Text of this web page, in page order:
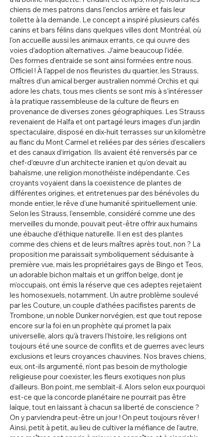
chiens de mes patrons dans l’enclos arrière et fais leur
toilette à la demande. Le concept a inspiré plusieurs cafés
canins et bars félins dans quelques villes dont Montréal, où
l’on accueille aussi les animaux errants, ce qui ouvre des
voies d’adoption alternatives. J’aime beaucoup l’idée.
Des formes d’entraide se sont ainsi formées entre nous.
Officiel ! À l’appel de nos fleuristes du quartier, les Strauss,
maîtres d’un amical berger australien nommé Orchis et qui
adore les chats, tous mes clients se sont mis à s’intéresser
à la pratique rassembleuse de la culture de fleurs en
provenance de diverses zones géographiques. Les Strauss
revenaient de Haïfa et ont partagé leurs images d’un jardin
spectaculaire, disposé en dix-huit terrasses sur un kilomètre
au flanc du Mont Carmel et reliées par des séries d’escaliers
et des canaux d’irrigation. Ils avaient été renversés par ce
chef-d’œuvre d’un architecte iranien et qu’on devait au
bahaïsme, une religion monothéiste indépendante. Ces
croyants voyaient dans la coexistence de plantes de
différentes origines, et entretenues par des bénévoles du
monde entier, le rêve d’une humanité spirituellement unie.
Selon les Strauss, l’ensemble, considéré comme une des
merveilles du monde, pouvait peut-être offrir aux humains
une ébauche d’éthique naturelle. Il en est des plantes
comme des chiens et de leurs maîtres après tout, non ? La
proposition me paraissait symboliquement séduisante à
première vue, mais les propriétaires gays de Bingo et Teos,
un adorable bichon maltais et un griffon belge, dont je
m’occupais, ont émis la réserve que ces adeptes rejetaient
les homosexuels, notamment. Un autre problème soulevé
par les Couture, un couple d’athées pacifistes parents de
Trombone, un noble Dunker norvégien, est que tout repose
encore sur la foi en un prophète qui promet la paix
universelle, alors qu’à travers l’histoire, les religions ont
toujours été une source de conflits et de guerres avec leurs
exclusions et leurs croyances chauvines. Nos braves chiens,
eux, ont-ils argumenté, n’ont pas besoin de mythologie
religieuse pour coexister, les fleurs exotiques non plus
d’ailleurs. Bon point, me semblait-il. Alors selon eux pourquoi
est-ce que la concorde planétaire ne pourrait pas être
laïque, tout en laissant à chacun sa liberté de conscience ?
On y parviendra peut-être un jour ! On peut toujours rêver !
Ainsi, petit à petit, au lieu de cultiver la méfiance de l’autre,